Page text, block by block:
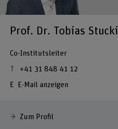
Prof. Dr. Tobias Stucki
Co-Institutsleiter
+41 31 848 41 12
E-Mail anzeigen
Zum Profil